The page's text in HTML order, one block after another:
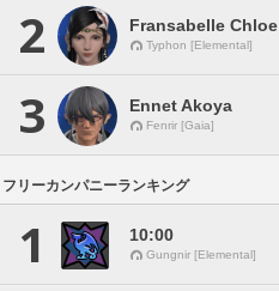
2 Fransabelle Chloe
Typhon [Elemental]
3 Ennet Akoya
Fenrir [Gaia]
フリーカンパニーランキング
1 10:00
Gungnir [Elemental]